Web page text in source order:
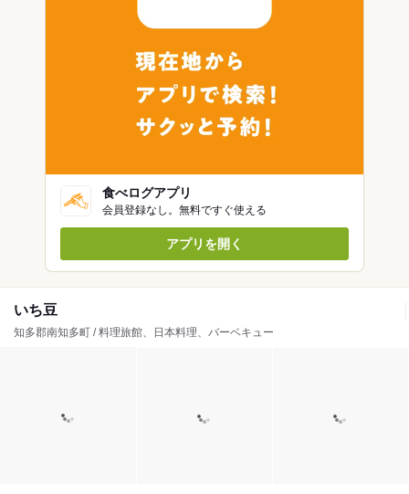
食べログアプリ
会員登録なし。無料ですぐ使える
アプリを開く
いち豆
知多郡南知多町 / 料理旅館、日本料理、バーベキュー